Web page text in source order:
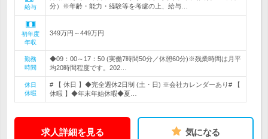
給与
分）※年齢・能力・経験等を考慮の上、給与…
初年度
年収
349万円～449万円
勤務
時間
◆09：00～17：50 (実働7時間50分／休憩60分)※残業時間は月平
均20時間程度です。202…
休日
休暇
# 【 休日 】◆完全週休2日制 (土・日) ※会社カレンダーあり# 【
休暇 】◆年末年始休暇◆夏…
求人詳細を見る 気になる